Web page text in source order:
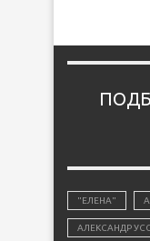
"ЕЛЕНА"
АЛЕКСАНДР УСС